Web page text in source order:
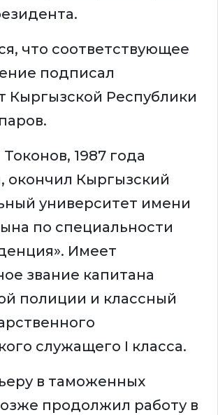
что соответствующее
подписал
Кыргызской Республики
1987 года
окончил Кыргызский
университет имени
по специальности
Имеет
звание капитана
полиции и классный
служащего I класса.
в таможенных
продолжил работу в